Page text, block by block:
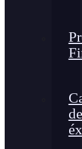
de